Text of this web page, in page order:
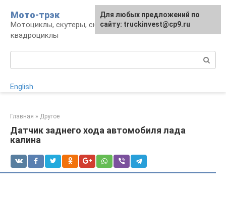
контенту
Мото-трэк
Мотоциклы, скутеры, снегоходы,
квадроциклы
English
Главная » Другое
Датчик заднего хода автомобиля лада
калина
Для любых предложений по
сайту: truckinvest@cp9.ru